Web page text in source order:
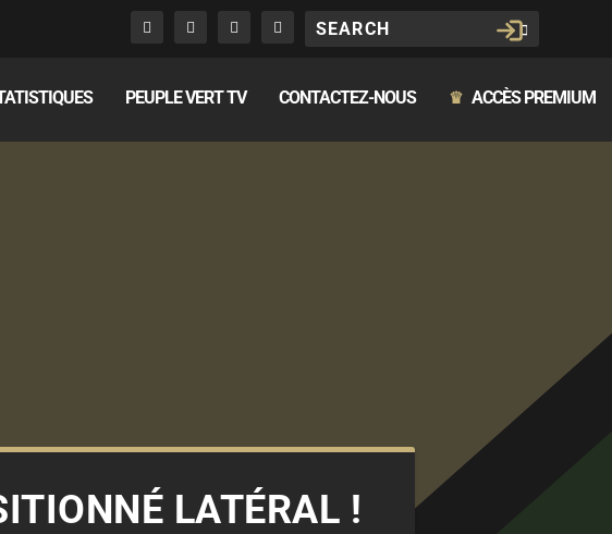
PEUPLE VERT TV CONTACTEZ-NOUS ♛ ACCÈS PREMIUM
LATÉRAL !